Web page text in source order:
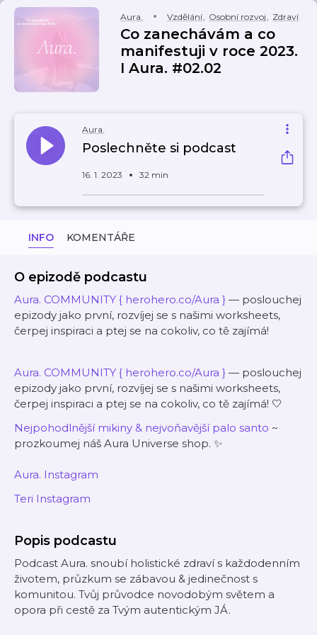
Aura. Vzdělání, Osobní rozvoj, Zdraví
Co zanechávám a co
manifestuji v roce 2023.
I Aura. #02.02
Aura.
Poslechněte si podcast
16. 1. 2023 32 min
INFO KOMENTÁŘE
O epizodě podcastu
Aura. COMMUNITY { herohero.co/Aura } — poslouchej
epizody jako první, rozvíjej se s našimi worksheets,
čerpej inspiraci a ptej se na cokoliv, co tě zajímá!
Aura. COMMUNITY { herohero.co/Aura } — poslouchej
epizody jako první, rozvíjej se s našimi worksheets,
čerpej inspiraci a ptej se na cokoliv, co tě zajímá! 🤍
Nejpohodlnější mikiny & nejvoňavější palo santo ~
prozkoumej náš Aura Universe shop. ✨
Aura. Instagram
Teri Instagram
Popis podcastu
Podcast Aura. snoubí holistické zdraví s každodenním
životem, průzkum se zábavou & jedinečnost s
komunitou. Tvůj průvodce novodobým světem a
opora při cestě za Tvým autentickým JÁ.